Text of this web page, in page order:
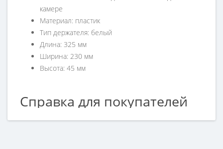
камере
Материал: пластик
Тип держателя: белый
Длина: 325 мм
Ширина: 230 мм
Высота: 45 мм
Справка для покупателей
Если вы хотите купить «Держатель ящика